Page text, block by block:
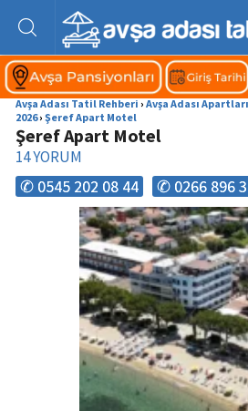
Avşa Adası Tatil Rehberi › Avşa Adası
2026 › Şeref Apart Motel
Şeref Apart Motel
14YORUM
✆ 0545 202 08 44 ✆ 0266 896